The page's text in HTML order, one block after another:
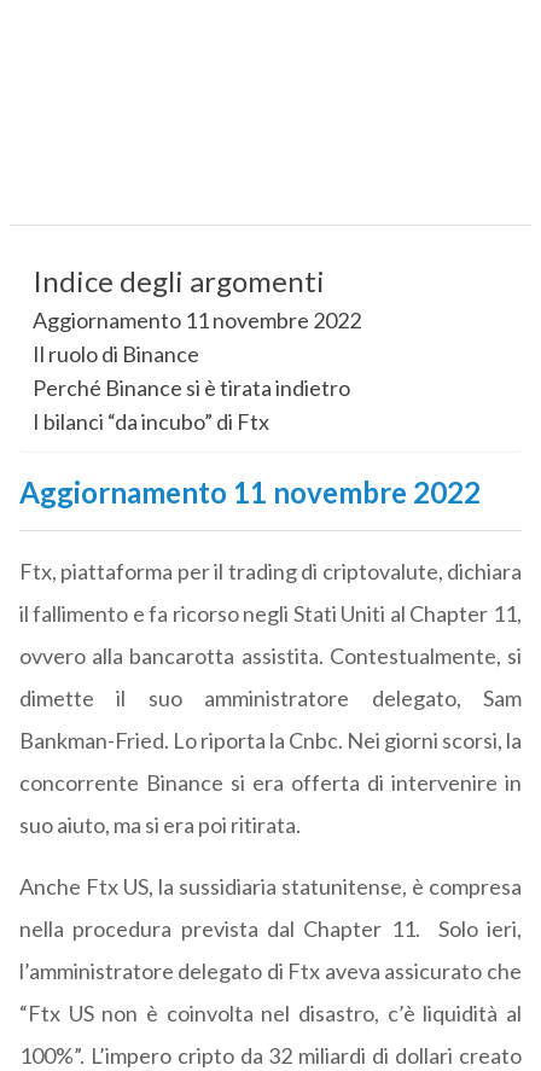
Indice degli argomenti
Aggiornamento 11 novembre 2022
Il ruolo di Binance
Perché Binance si è tirata indietro
I bilanci “da incubo” di Ftx
Aggiornamento 11 novembre 2022
Ftx, piattaforma per il trading di criptovalute, dichiara
il fallimento e fa ricorso negli Stati Uniti al Chapter 11,
ovvero alla bancarotta assistita. Contestualmente, si
dimette il suo amministratore delegato, Sam
Bankman-Fried. Lo riporta la Cnbc. Nei giorni scorsi, la
concorrente Binance si era offerta di intervenire in
suo aiuto, ma si era poi ritirata.
Anche Ftx US, la sussidiaria statunitense, è compresa
nella procedura prevista dal Chapter 11. Solo ieri,
l’amministratore delegato di Ftx aveva assicurato che
“Ftx US non è coinvolta nel disastro, c’è liquidità al
100%”. L’impero cripto da 32 miliardi di dollari creato